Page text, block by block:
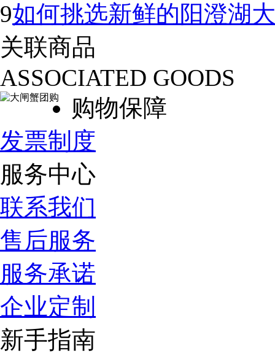
9如何挑选新鲜的阳澄湖
关联商品
ASSOCIATED GOODS
购物保障
发票制度
服务中心
联系我们
售后服务
服务承诺
企业定制
新手指南